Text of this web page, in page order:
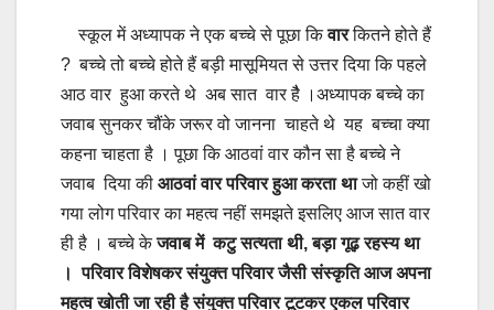
स्कूल में अध्यापक ने एक बच्चे से पूछा किवारकितने होते हैं
? बच्चे तो बच्चे होते हैं बड़ी मासूमियत से उत्तर दिया कि पहले
आठ वार हुआ करते थे अब सात वार हैै ।अध्यापक बच्चे का
जवाब सुनकर चौंके जरूर वो जानना चाहते थे यह बच्चा क्या
कहना चाहता है । पूछा कि आठवां वार कौन सा है बच्चे ने
जवाब दिया की आठवां वार परिवार हुआ करता थाजो कहीं खो
गया लोग परिवार का महत्व नहीं समझते इसलिए आज सात वार
ही है । बच्चे केजवाब में कटु सत्यता थी, बड़ा गूढ़ रहस्य था
। परिवार विशेषकर संयुक्त परिवार जैसी संस्कृति आज अपना
महत्व खोती जा रही है संयुक्त परिवार टूटकर एकल परिवार